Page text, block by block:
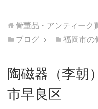
骨董品・アンティーク
ブログ
福岡市の
陶磁器（李朝
市早良区